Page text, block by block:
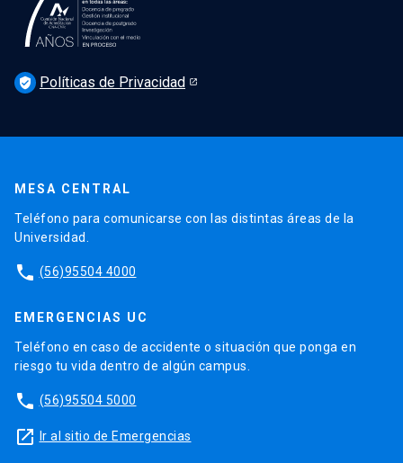
Noticias
Derecho UC en los medios
Newsletter Derecho UC 360
verified_user Políticas de Privacidad
MESA CENTRAL
Teléfono para comunicarse con las distintas áreas de la
Universidad.
phone (56)95504 4000
EMERGENCIAS UC
Teléfono en caso de accidente o situación que ponga en
riesgo tu vida dentro de algún campus.
phone (56)95504 5000
launch Ir al sitio de Emergencias